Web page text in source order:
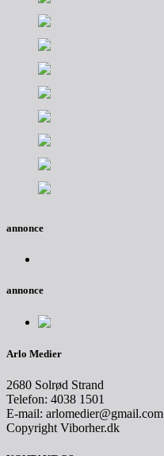
annonce
annonce
Arlo Medier
2680 Solrød Strand
Telefon: 4038 1501
E-mail: arlomedier@gmail.com
Copyright Viborher.dk